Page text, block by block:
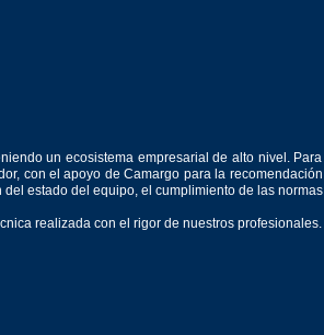
un ecosistema empresarial de alto nivel. Para
con el apoyo de Camargo para la recomendación
estado del equipo, el cumplimiento de las normas
realizada con el rigor de nuestros profesionales.